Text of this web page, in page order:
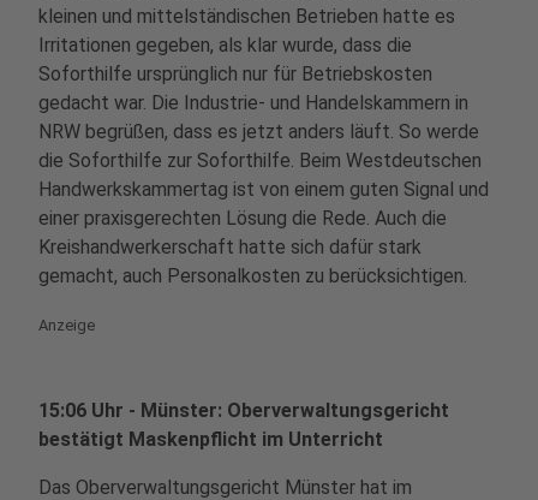
kleinen und mittelständischen Betrieben hatte es
Irritationen gegeben, als klar wurde, dass die
Soforthilfe ursprünglich nur für Betriebskosten
gedacht war. Die Industrie- und Handelskammern in
NRW begrüßen, dass es jetzt anders läuft. So werde
die Soforthilfe zur Soforthilfe. Beim Westdeutschen
Handwerkskammertag ist von einem guten Signal und
einer praxisgerechten Lösung die Rede. Auch die
Kreishandwerkerschaft hatte sich dafür stark
gemacht, auch Personalkosten zu berücksichtigen.
Anzeige
15:06 Uhr - Münster: Oberverwaltungsgericht
bestätigt Maskenpflicht im Unterricht
Das Oberverwaltungsgericht Münster hat im